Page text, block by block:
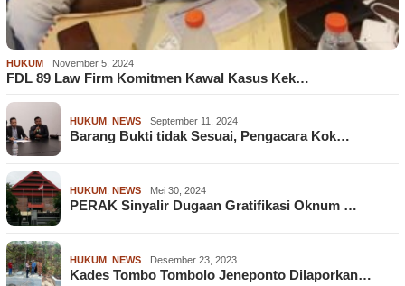
HUKUM November 5, 2024
FDL 89 Law Firm Komitmen Kawal Kasus Kek…
HUKUM NEWS September 11, 2024
Barang Bukti tidak Sesuai, Pengacara Kok…
HUKUM NEWS Mei 30, 2024
PERAK Sinyalir Dugaan Gratifikasi Oknum …
HUKUM NEWS Desember 23, 2023
Kades Tombo Tombolo Jeneponto Dilaporkan…